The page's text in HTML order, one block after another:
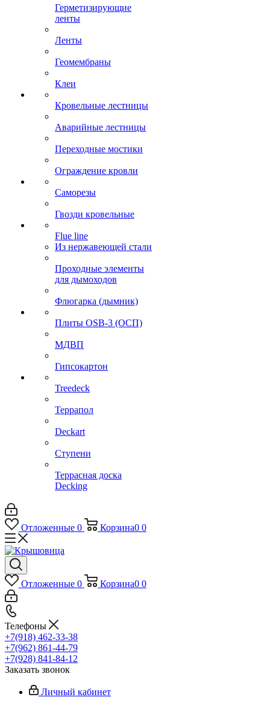
Герметизирующие
ленты
Ленты
Геомембраны
Клеи
Кровельные лестницы
Аварийные лестницы
Переходные мостики
Ограждение кровли
Саморезы
Гвозди кровельные
Flue line
Из нержавеющей стали
Проходные элементы
для дымоходов
Флюгарка (дымник)
Плиты OSB-3 (ОСП)
МДВП
Гипсокартон
Treedeck
Террапол
Deckart
Ступени
Террасная доска
Decking
Отложенные 0 Корзина0 0
Отложенные 0 Корзина0 0
Телефоны
+7(918) 462-33-38
+7(962) 861-44-79
+7(928) 841-84-12
Заказать звонок
Личный кабинет